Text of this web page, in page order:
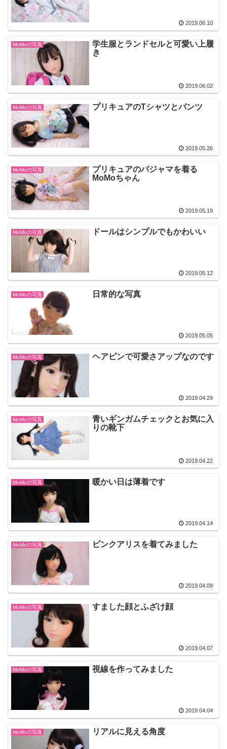
2019.06.10
MoMoの写真
学生服とランドセルと可愛い上履
き
2019.06.02
MoMoの写真 プリキュアのTシャツとパンツ
2019.05.26
MoMoの写真
プリキュアのパジャマを着る
MoMoちゃん
2019.05.19
MoMoの写真 ドールはシンプルでもかわいい
2019.05.12
MoMoの写真 日常的な写真
2019.05.05
MoMoの写真 ヘアピンで可愛さアップなのです
2019.04.29
MoMoの写真
青いギンガムチェックとお気に入
りの靴下
2019.04.22
MoMoの写真 暖かい日は薄着です
2019.04.14
MoMoの写真 ピンクアリスを着てみました
2019.04.09
MoMoの写真 すました顔とふざけ顔
2019.04.07
MoMoの写真 視線を作ってみました
2019.04.04
MoMoの写真 リアルに見える角度